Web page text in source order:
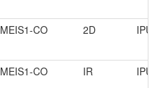
MEIS1-CO 2D IPU
MEIS1-CO IR IPU